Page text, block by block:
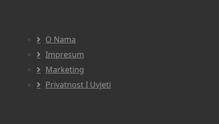
O Nama
Impresum
Marketing
Privatnost I Uvjeti